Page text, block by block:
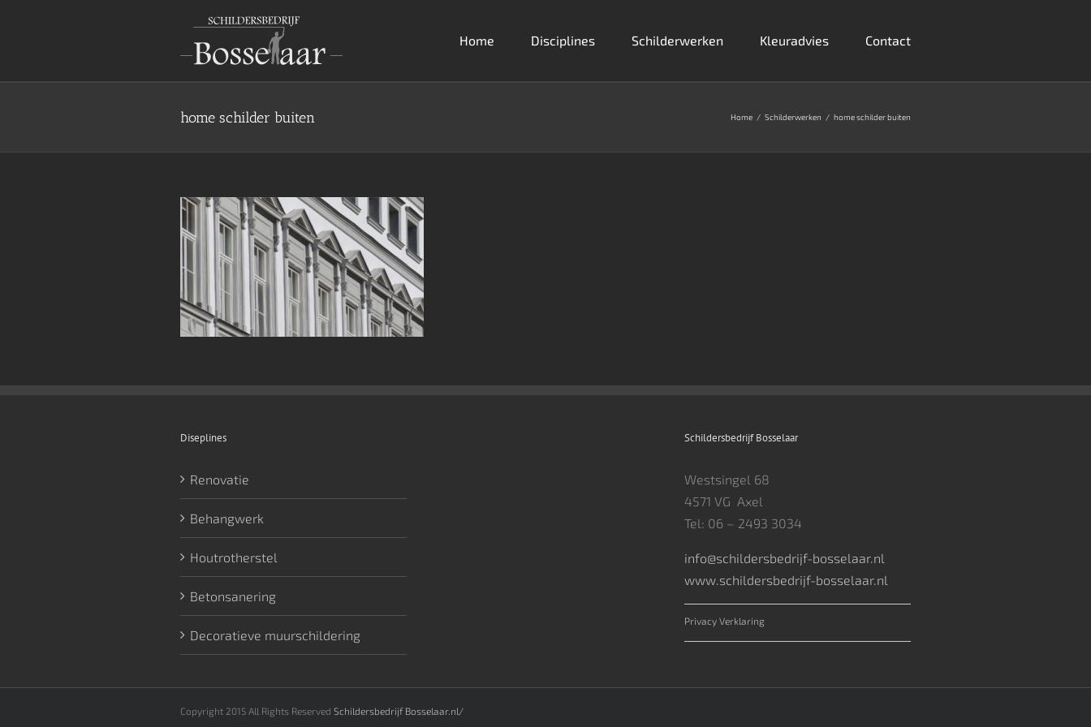
Home Disciplines Schilderwerken Kleuradvies Contact
home schilder buiten Home Schilderwerken home schilder buiten
Diseplines
Renovatie
Behangwerk
Houtrotherstel
Betonsanering
Decoratieve muurschildering
Schildersbedrijf Bosselaar
Westsingel 68
4571 VG Axel
Tel: 06 – 2493 3034
info@schildersbedrijf-bosselaar.nl
www.schildersbedrijf-bosselaar.nl
Privacy Verklaring
Copyright 2015 All Rights Reserved Schildersbedrijf Bosselaar.nl/